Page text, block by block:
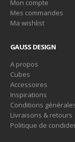
Mon compte
Mes commandes
Ma wishlist
GAUSS DESIGN
A propos
Cubes
Accessoires
Inspirations
Conditions
Livraisons & retours
Politique de